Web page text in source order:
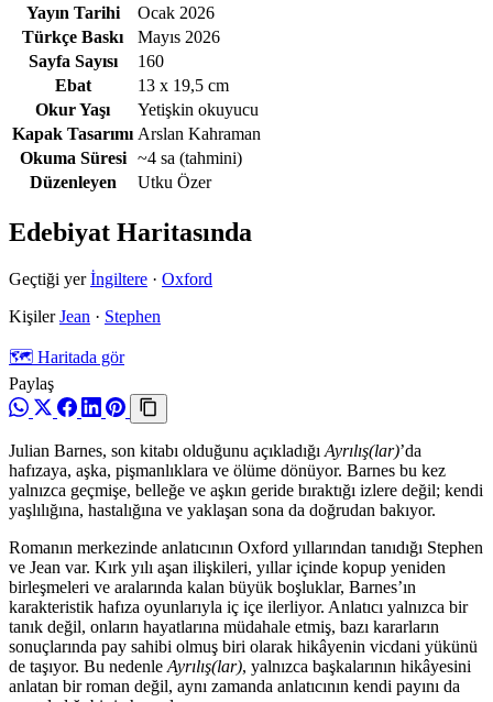
Yayın Tarihi
Ocak 2026
Türkçe Baskı
Mayıs 2026
Sayfa Sayısı
160
Ebat
13 x 19,5 cm
Okur Yaşı
Yetişkin okuyucu
Kapak Tasarımı Arslan Kahraman
Okuma Süresi
~4 sa (tahmini)
Düzenleyen
Utku Özer
Edebiyat Haritasında
Geçtiği yer İngiltere · Oxford
Kişiler Jean · Stephen
🗺️ Haritada gör
Paylaş
Julian Barnes, son kitabı olduğunu açıkladığı Ayrılış(lar)’da
hafızaya, aşka, pişmanlıklara ve ölüme dönüyor. Barnes bu kez
yalnızca geçmişe, belleğe ve aşkın geride bıraktığı izlere değil; kendi
yaşlılığına, hastalığına ve yaklaşan sona da doğrudan bakıyor.
Romanın merkezinde anlatıcının Oxford yıllarından tanıdığı Stephen
ve Jean var. Kırk yılı aşan ilişkileri, yıllar içinde kopup yeniden
birleşmeleri ve aralarında kalan büyük boşluklar, Barnes’ın
karakteristik hafıza oyunlarıyla iç içe ilerliyor. Anlatıcı yalnızca bir
tanık değil, onların hayatlarına müdahale etmiş, bazı kararların
sonuçlarında pay sahibi olmuş biri olarak hikâyenin vicdani yükünü
de taşıyor. Bu nedenle Ayrılış(lar), yalnızca başkalarının hikâyesini
anlatan bir roman değil, aynı zamanda anlatıcının kendi payını da